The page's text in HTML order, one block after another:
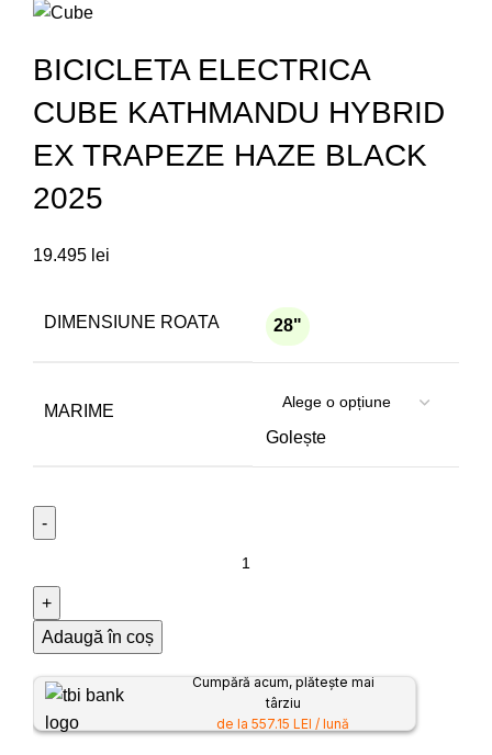
BICICLETA ELECTRICA
CUBE KATHMANDU HYBRID
EX TRAPEZE HAZE BLACK
2025
19.495 lei
DIMENSIUNE ROATA 28"
MARIME
Golește
Adaugă în coș
Cumpără acum, plătește mai
târziu
de la 557.15 LEI / lună